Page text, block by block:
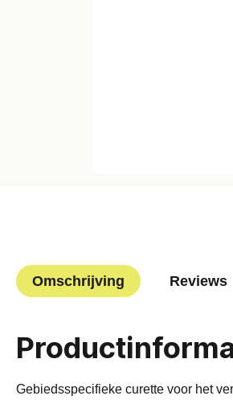
Omschrijving Reviews
Gebiedsspecifieke curette voor het